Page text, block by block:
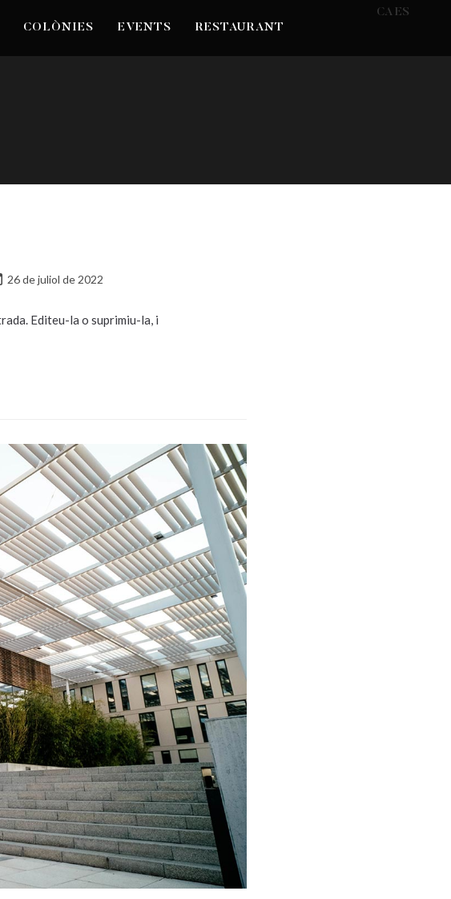
COLÒNIES EVENTS RESTAURANT
CA ES
26 de juliol de 2022
Editeu-la o suprimiu-la, i